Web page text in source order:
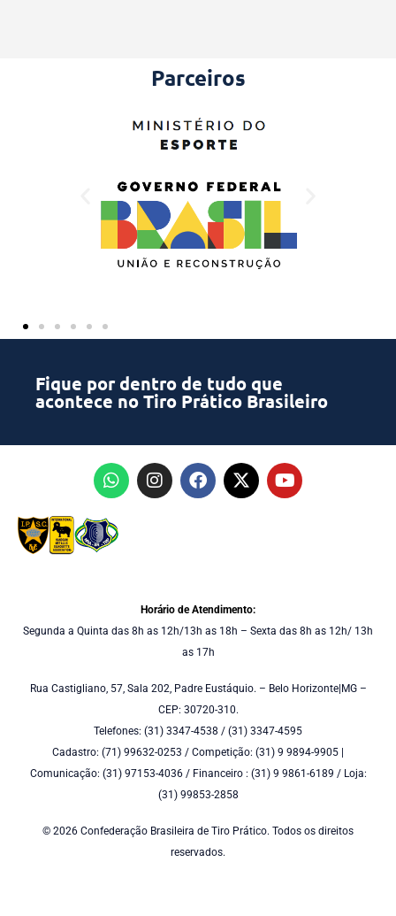
Parceiros
Fique por dentro de tudo que
acontece no Tiro Prático Brasileiro
Horário de Atendimento:
Segunda a Quinta das 8h as 12h/13h as 18h – Sexta das 8h as 12h/ 13h
as 17h
Rua Castigliano, 57, Sala 202, Padre Eustáquio. – Belo Horizonte|MG –
CEP: 30720-310.
Telefones: (31) 3347-4538 / (31) 3347-4595
Cadastro: (71) 99632-0253 / Competição: (31) 9 9894-9905 |
Comunicação: (31) 97153-4036 / Financeiro : (31) 9 9861-6189 / Loja:
(31) 99853-2858
© 2026 Confederação Brasileira de Tiro Prático. Todos os direitos
reservados.